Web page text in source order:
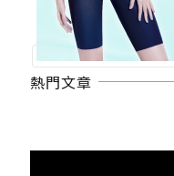
熱門文章